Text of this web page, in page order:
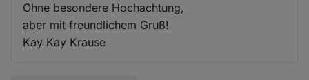
Ohne besondere Hochachtung,
aber mit freundlichem Gruß!
Kay Kay Krause